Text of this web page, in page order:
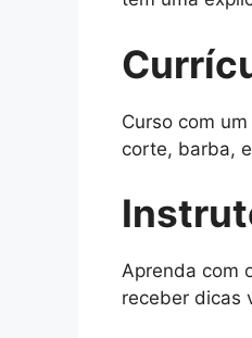
Curso com
corte, barba,
Aprenda com
receber dicas